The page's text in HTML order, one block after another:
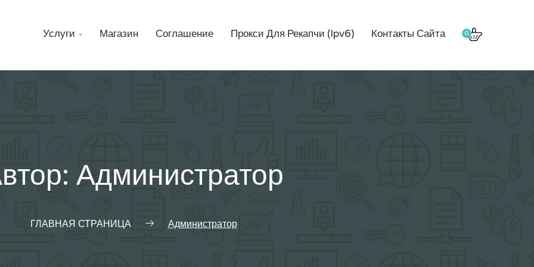
Услуги  Магазин Соглашение Прокси Для Рекапчи (Ipv6) Контакты Сайта 0
Администратор
ГЛАВНАЯ СТРАНИЦА Администратор